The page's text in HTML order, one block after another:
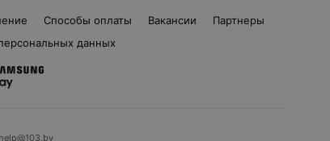
Способы оплаты Вакансии
Партнеры
данных